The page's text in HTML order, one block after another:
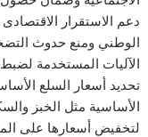
دعم الاستقرار
الوطني ومنع حدوث
الآليات المستخدمة لضبط
تحديد أسعار السلع
الأساسية مثل الخبز
لتخفيض أسعارها على